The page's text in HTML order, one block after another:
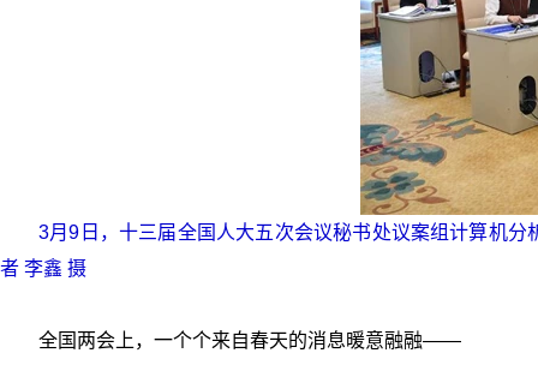
3月9日，十三届全国人大五次会议秘书处议案组计算机
者 李鑫 摄
全国两会上，一个个来自春天的消息暖意融融——